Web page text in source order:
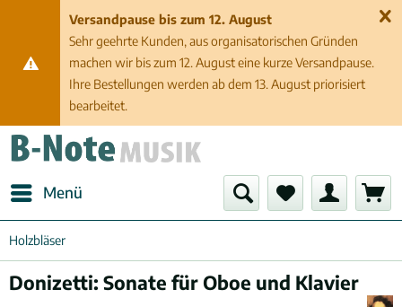
Versandpause bis zum 12. August
Sehr geehrte Kunden, aus organisatorischen Gründen
machen wir bis zum 12. August eine kurze Versandpause.
Ihre Bestellungen werden ab dem 13. August priorisiert
bearbeitet.
Menü
Holzbläser
Donizetti: Sonate für Oboe und Klavier